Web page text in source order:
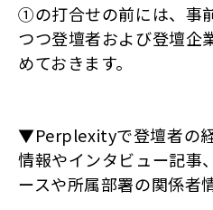
①の打合せの前には、事
つつ登壇者および登壇企
めておきます。
▼Perplexityで登壇者の
情報やインタビュー記事
ースや所属部署の関係者